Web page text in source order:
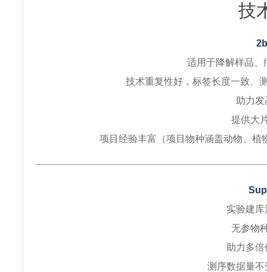
技
适用于降解样品
技术重复性好，标签长度一致、
助力
提供大
项目经验丰富（项目物种涵盖动物、
实验建
无参物
助力多
测序数据量